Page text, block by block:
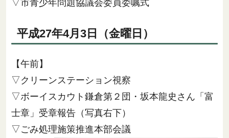
▽市青少年問題協議会委員委嘱式
平成27年4月3日（金曜日）
【午前】
▽クリーンステーション視察
▽ボーイスカウト鎌倉第２団・坂本龍史さん「富
士章」受章報告（写真右下）
▽ごみ処理施策推進本部会議